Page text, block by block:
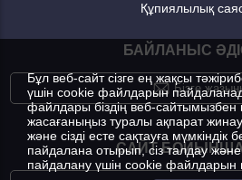
Құпиялылық
БАЙЛАНЫС
Бізге
САЙТ БОЙЫНША
Бұл веб-сайт сізге ең жақсы
үшін cookie файлдарын
файлдары біздің веб-
жасағаныңыз туралы ақпарат
және сізді есте сақтауға
пайдалана отырып, сіз талдау және
пайдалану үшін cookie файлдарын